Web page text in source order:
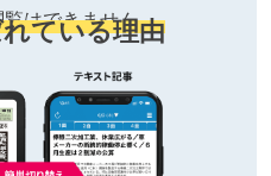
はできません
ている理由